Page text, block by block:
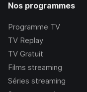
Nos programmes
Programme TV
TV Replay
TV Gratuit
Films streaming
Séries streaming